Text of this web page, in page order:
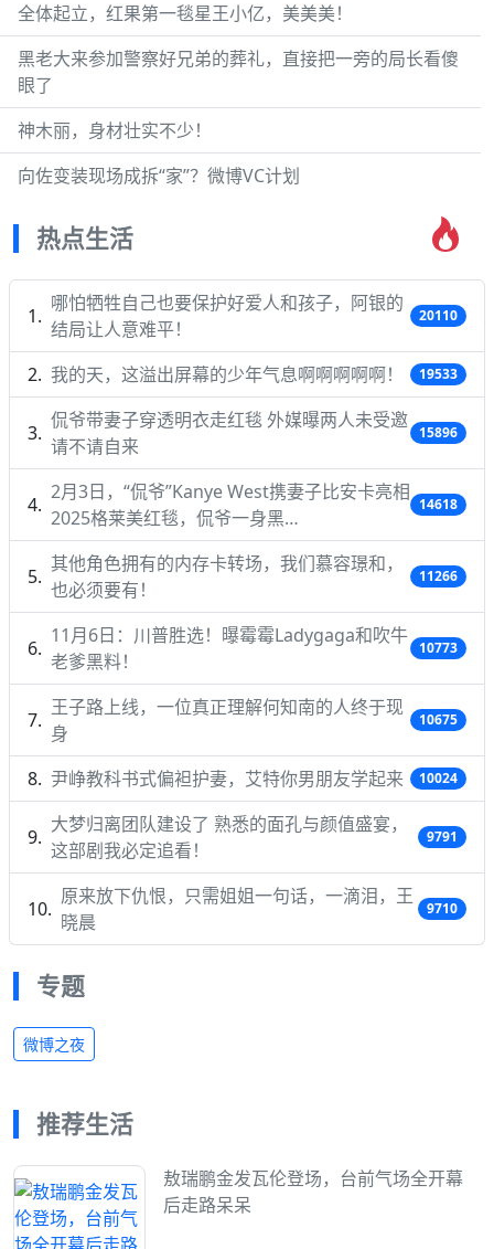
全体起立，红果第一毯星王小亿，美美美！
黑老大来参加警察好兄弟的葬礼，直接把一旁的局长看傻
眼了
神木丽，身材壮实不少！
向佐变装现场成拆“家”？微博VC计划
热点生活
哪怕牺牲自己也要保护好爱人和孩子，阿银的
结局让人意难平！
20110
我的天，这溢出屏幕的少年气息啊啊啊啊啊！ 19533
侃爷带妻子穿透明衣走红毯 外媒曝两人未受邀
请不请自来
15896
2月3日，“侃爷”Kanye West携妻子比安卡亮相
2025格莱美红毯，侃爷一身黑…
14618
其他角色拥有的内存卡转场，我们慕容璟和，
也必须要有！
11266
11月6日：川普胜选！曝霉霉Ladygaga和吹牛
老爹黑料！
10773
王子路上线，一位真正理解何知南的人终于现
身
10675
尹峥教科书式偏袒护妻，艾特你男朋友学起来 10024
大梦归离团队建设了 熟悉的面孔与颜值盛宴，
这部剧我必定追看！
9791
原来放下仇恨，只需姐姐一句话，一滴泪，王
晓晨
9710
专题
微博之夜
推荐生活
敖瑞鹏金发瓦伦登场，台前气场全开幕
后走路呆呆